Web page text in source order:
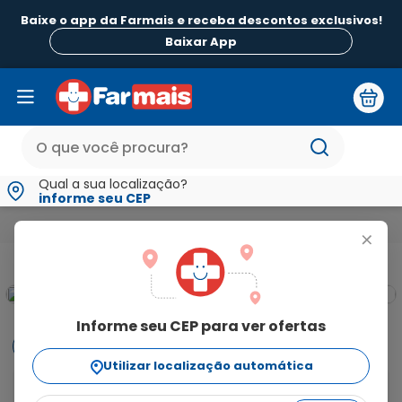
Baixe o app da Farmais e receba descontos exclusivos!
Baixar App
Qual a sua localização?
informe seu CEP
+
Informe seu CEP para ver ofertas
Utilizar localização automática
Lágrimas Artificiais
Informações
O adaptis 0.5% é um colírio com solução oftálmica